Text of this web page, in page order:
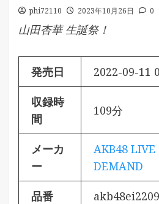
phi72110 2023年10月26日 0
山田杏華 生誕祭！
発売日 2022-09-11
収録時
間
109分
メーカ
ー
AKB48 LIVE
DEMAND
品番